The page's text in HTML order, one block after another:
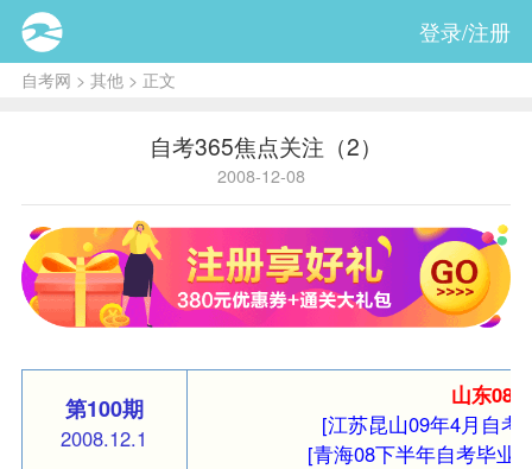
登录/注册
自考网 > 其他 > 正文
自考365焦点关注（2）
2008-12-08
第100期
2008.12.1
山东08
[江苏昆山09年4月自考
[青海08下半年自考毕业